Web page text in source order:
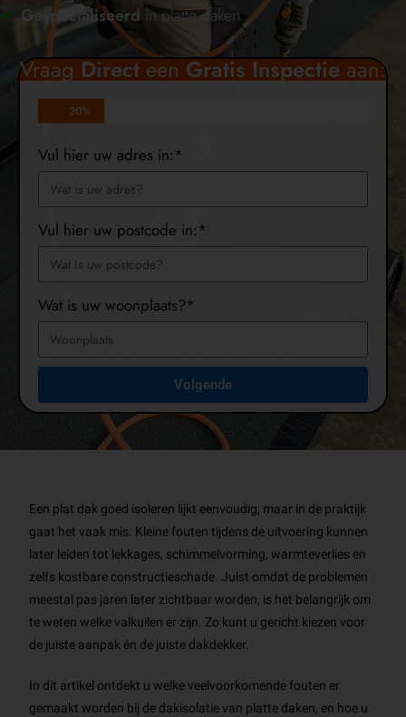
Gespecialiseerd in platte daken
VraagDirecteenGratis Inspectieaan:
20%
Vul hier uw adres in:*
Vul hier uw postcode in:*
Wat is uw woonplaats?*
Volgende
Een plat dak goed isoleren lijkt eenvoudig, maar in de praktijk
gaat het vaak mis. Kleine fouten tijdens de uitvoering kunnen
later leiden tot lekkages, schimmelvorming, warmteverlies en
zelfs kostbare constructieschade. Juist omdat de problemen
meestal pas jaren later zichtbaar worden, is het belangrijk om
te weten welke valkuilen er zijn. Zo kunt u gericht kiezen voor
de juiste aanpak én de juiste dakdekker.
In dit artikel ontdekt u welke veelvoorkomende fouten er
gemaakt worden bij de dakisolatie van platte daken, en hoe u